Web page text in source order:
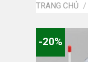
TRANG CHỦ /
-20%